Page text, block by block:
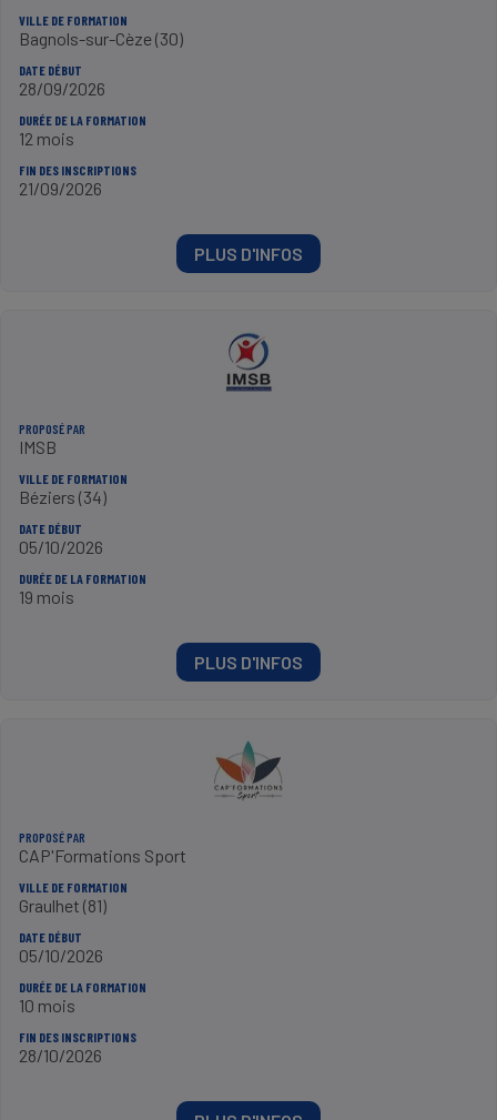
VILLE DE FORMATION
Bagnols-sur-Cèze (30)
DATE DÉBUT
28/09/2026
DURÉE DE LA FORMATION
12 mois
FIN DES INSCRIPTIONS
21/09/2026
PLUS D'INFOS
PROPOSÉ PAR
IMSB
VILLE DE FORMATION
Béziers (34)
DATE DÉBUT
05/10/2026
DURÉE DE LA FORMATION
19 mois
PLUS D'INFOS
PROPOSÉ PAR
CAP'Formations Sport
VILLE DE FORMATION
Graulhet (81)
DATE DÉBUT
05/10/2026
DURÉE DE LA FORMATION
10 mois
FIN DES INSCRIPTIONS
28/10/2026